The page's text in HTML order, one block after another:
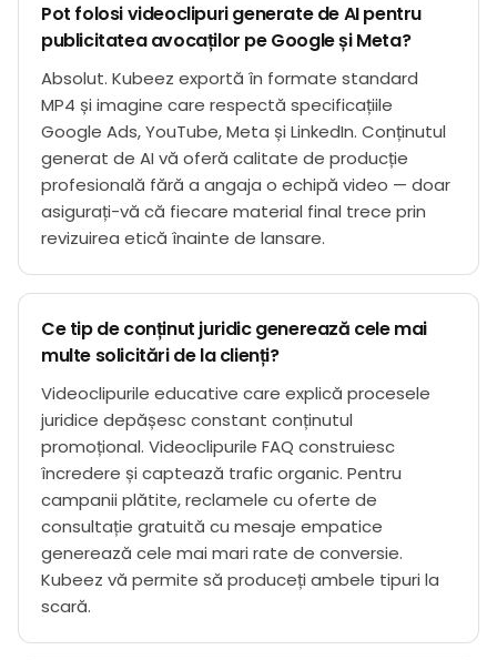
Pot folosi videoclipuri generate de AI pentru
publicitatea avocaților pe Google și Meta?
Absolut. Kubeez exportă în formate standard
MP4 și imagine care respectă specificațiile
Google Ads, YouTube, Meta și LinkedIn. Conținutul
generat de AI vă oferă calitate de producție
profesională fără a angaja o echipă video — doar
asigurați-vă că fiecare material final trece prin
revizuirea etică înainte de lansare.
Ce tip de conținut juridic generează cele mai
multe solicitări de la clienți?
Videoclipurile educative care explică procesele
juridice depășesc constant conținutul
promoțional. Videoclipurile FAQ construiesc
încredere și captează trafic organic. Pentru
campanii plătite, reclamele cu oferte de
consultație gratuită cu mesaje empatice
generează cele mai mari rate de conversie.
Kubeez vă permite să produceți ambele tipuri la
scară.